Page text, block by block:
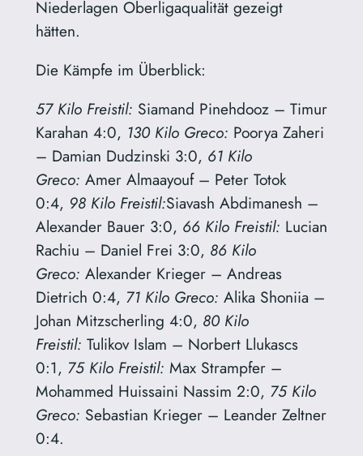
Niederlagen Oberligaqualität gezeigt
hätten.
Die Kämpfe im Überblick:
57 Kilo Freistil: Siamand Pinehdooz – Timur
Karahan 4:0, 130 Kilo Greco: Poorya Zaheri
– Damian Dudzinski 3:0, 61 Kilo
Greco: Amer Almaayouf – Peter Totok
0:4, 98 Kilo Freistil:Siavash Abdimanesh –
Alexander Bauer 3:0, 66 Kilo Freistil: Lucian
Rachiu – Daniel Frei 3:0, 86 Kilo
Greco: Alexander Krieger – Andreas
Dietrich 0:4, 71 Kilo Greco: Alika Shoniia –
Johan Mitzscherling 4:0, 80 Kilo
Freistil: Tulikov Islam – Norbert Llukascs
0:1, 75 Kilo Freistil: Max Strampfer –
Mohammed Huissaini Nassim 2:0, 75 Kilo
Greco: Sebastian Krieger – Leander Zeltner
0:4.